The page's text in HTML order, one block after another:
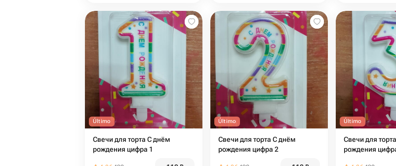
Último
Свечи для торта С днём
рождения цифра 1
Último
Свечи для торта С днём
рождения цифра 2
Último
Свечи для
рождения